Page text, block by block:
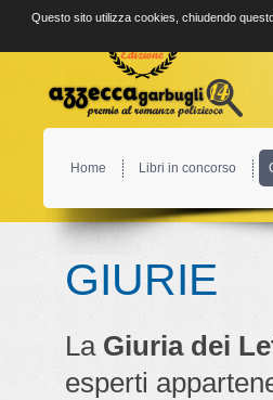
Home Libri in concorso
GIURIE
La Giuria dei
esperti
Questo sito utilizza cookies, chiudendo